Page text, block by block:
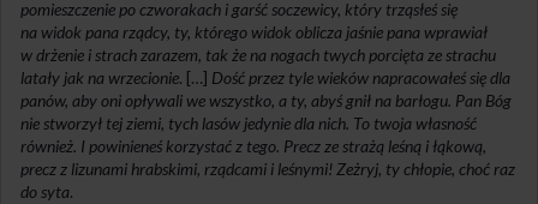
pomieszczenie po czworakach i garść soczewicy, który trząsłeś się
na widok pana rządcy, ty, którego widok oblicza jaśnie pana wprawiał
w drżenie i strach zarazem, tak że na nogach twych porcięta ze strachu
latały jak na wrzecionie. […] Dość przez tyle wieków napracowałeś się dla
panów, aby oni opływali we wszystko, a ty, abyś gnił na barłogu. Pan Bóg
nie stworzył tej ziemi, tych lasów jedynie dla nich. To twoja własność
również. I powinieneś korzystać z tego. Precz ze strażą leśną i łąkową,
precz z lizunami hrabskimi, rządcami i leśnymi! Zeżryj, ty chłopie, choć raz
do syta.